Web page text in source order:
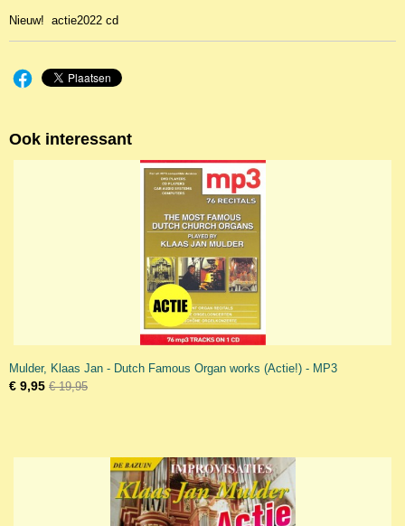
Nieuw! actie2022 cd
Ook interessant
Mulder, Klaas Jan - Dutch Famous Organ works (Actie!) - MP3
€ 9,95 € 19,95